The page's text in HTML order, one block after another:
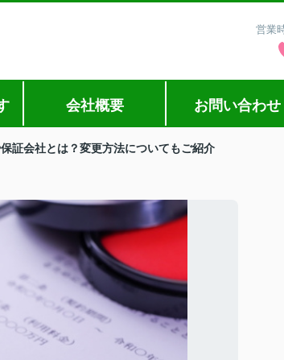
営業
会社概要 お問い合わせ
証会社とは？変更方法についてもご紹介